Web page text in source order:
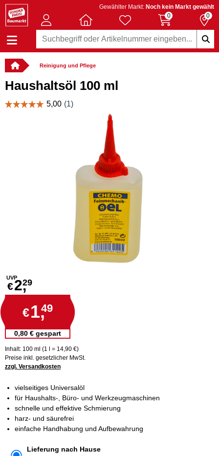
Gewählter Markt: Noch kein Markt gewählt
0
0
Reinigung und Pflege
Haushaltsöl 100 ml
UVP
€2,29
€1,49
0,80 € gespart
Inhalt: 100 ml (1 l = 14,90 €)
Preise inkl. gesetzlicher MwSt.
zzgl. Versandkosten
vielseitiges Universalöl
für Haushalts-, Büro- und Werkzeugmaschinen
schnelle und effektive Schmierung
harz- und säurefrei
einfache Handhabung und Aufbewahrung
Lieferung nach Hause